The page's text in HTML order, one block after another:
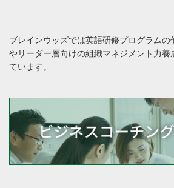
ブレインウッズでは英語研修プログラムの
やリーダー層向けの組織マネジメント力養
ています。